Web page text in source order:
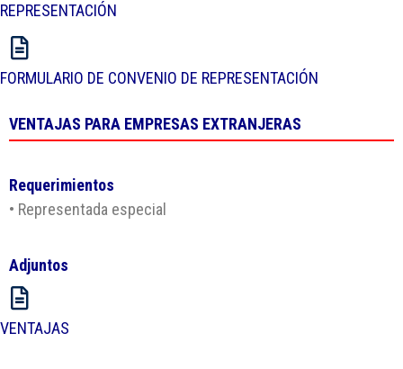
REPRESENTACIÓN
FORMULARIO DE CONVENIO DE REPRESENTACIÓN
VENTAJAS PARA EMPRESAS EXTRANJERAS
Requerimientos
• Representada especial
Adjuntos
VENTAJAS